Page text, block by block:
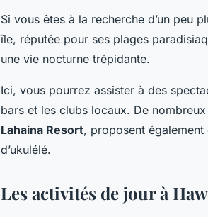
Si vous êtes à la recherche d’un peu
île, réputée pour ses plages
une vie nocturne trépidante.
Ici, vous pourrez assister à des
bars et les clubs locaux. De
Lahaina Resort, proposent
d’ukulélé.
Les activités de jour à